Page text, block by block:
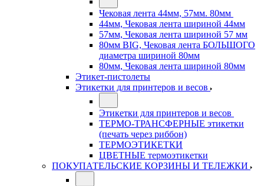
Чековая лента 44мм, 57мм. 80мм
44мм, Чековая лента шириной 44мм
57мм, Чековая лента шириной 57 мм
80мм BIG, Чековая лента БОЛЬШОГО
диаметра шириной 80мм
80мм, Чековая лента шириной 80мм
Этикет-пистолеты
Этикетки для принтеров и весов
Этикетки для принтеров и весов
ТЕРМО-ТРАНСФЕРНЫЕ этикетки
(печать через риббон)
ТЕРМОЭТИКЕТКИ
ЦВЕТНЫЕ термоэтикетки
ПОКУПАТЕЛЬСКИЕ КОРЗИНЫ И ТЕЛЕЖКИ